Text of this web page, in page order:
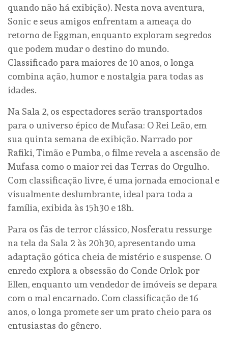
quando não há exibição). Nesta nova aventura,
Sonic e seus amigos enfrentam a ameaça do
retorno de Eggman, enquanto exploram segredos
que podem mudar o destino do mundo.
Classificado para maiores de 10 anos, o longa
combina ação, humor e nostalgia para todas as
idades.
Na Sala 2, os espectadores serão transportados
para o universo épico de Mufasa: O Rei Leão, em
sua quinta semana de exibição. Narrado por
Rafiki, Timão e Pumba, o filme revela a ascensão de
Mufasa como o maior rei das Terras do Orgulho.
Com classificação livre, é uma jornada emocional e
visualmente deslumbrante, ideal para toda a
família, exibida às 15h30 e 18h.
Para os fãs de terror clássico, Nosferatu ressurge
na tela da Sala 2 às 20h30, apresentando uma
adaptação gótica cheia de mistério e suspense. O
enredo explora a obsessão do Conde Orlok por
Ellen, enquanto um vendedor de imóveis se depara
com o mal encarnado. Com classificação de 16
anos, o longa promete ser um prato cheio para os
entusiastas do gênero.